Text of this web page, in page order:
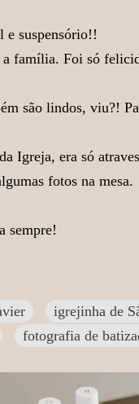
e suspensório!!
família. Foi só
são lindos, viu?!
Igreja, era só
fotos na mesa.
sempre!
igrejinha de
fotografia de